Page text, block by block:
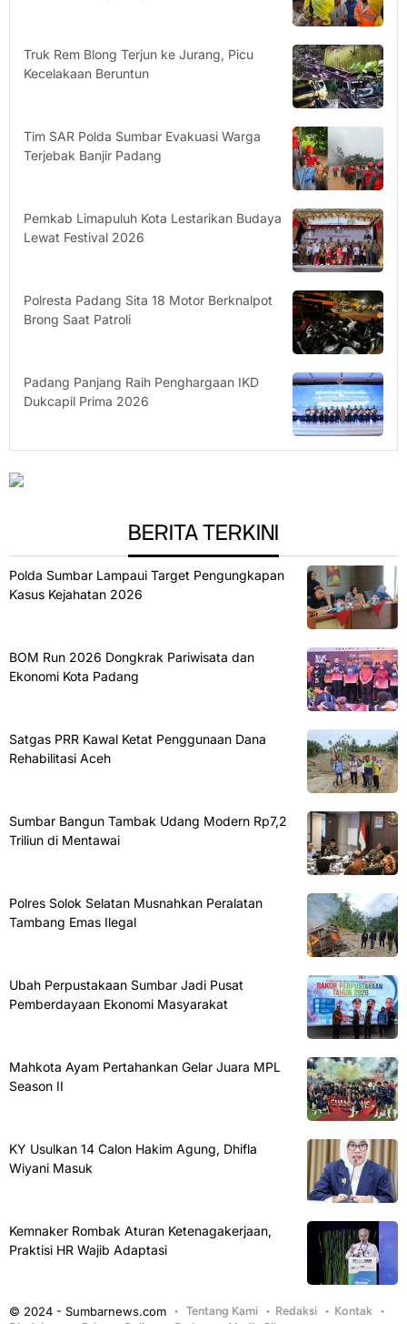
Truk Rem Blong Terjun ke Jurang, Picu
Kecelakaan Beruntun
Tim SAR Polda Sumbar Evakuasi Warga
Terjebak Banjir Padang
Pemkab Limapuluh Kota Lestarikan Budaya
Lewat Festival 2026
Polresta Padang Sita 18 Motor Berknalpot
Brong Saat Patroli
Padang Panjang Raih Penghargaan IKD
Dukcapil Prima 2026
BERITA TERKINI
Polda Sumbar Lampaui Target Pengungkapan
Kasus Kejahatan 2026
BOM Run 2026 Dongkrak Pariwisata dan
Ekonomi Kota Padang
Satgas PRR Kawal Ketat Penggunaan Dana
Rehabilitasi Aceh
Sumbar Bangun Tambak Udang Modern Rp7,2
Triliun di Mentawai
Polres Solok Selatan Musnahkan Peralatan
Tambang Emas Ilegal
Ubah Perpustakaan Sumbar Jadi Pusat
Pemberdayaan Ekonomi Masyarakat
Mahkota Ayam Pertahankan Gelar Juara MPL
Season II
KY Usulkan 14 Calon Hakim Agung, Dhifla
Wiyani Masuk
Kemnaker Rombak Aturan Ketenagakerjaan,
Praktisi HR Wajib Adaptasi
© 2024 - Sumbarnews.com Tentang Kami Redaksi
Kontak